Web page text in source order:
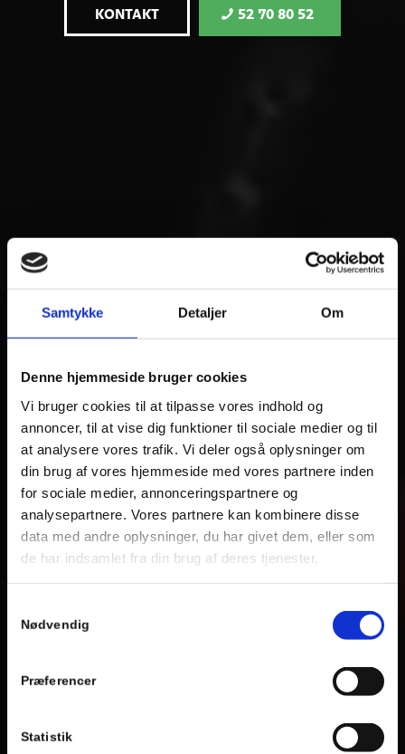
Samtykke Detaljer Om
Denne hjemmeside bruger cookies
Vi bruger cookies til at tilpasse vores indhold og
annoncer, til at vise dig funktioner til sociale medier og til
at analysere vores trafik. Vi deler også oplysninger om
din brug af vores hjemmeside med vores partnere inden
for sociale medier, annonceringspartnere og
analysepartnere. Vores partnere kan kombinere disse
data med andre oplysninger, du har givet dem, eller som
de har indsamlet fra din brug af deres tjenester.
Nødvendig
Præferencer
Statistik
KONTAKT 52 70 80 52